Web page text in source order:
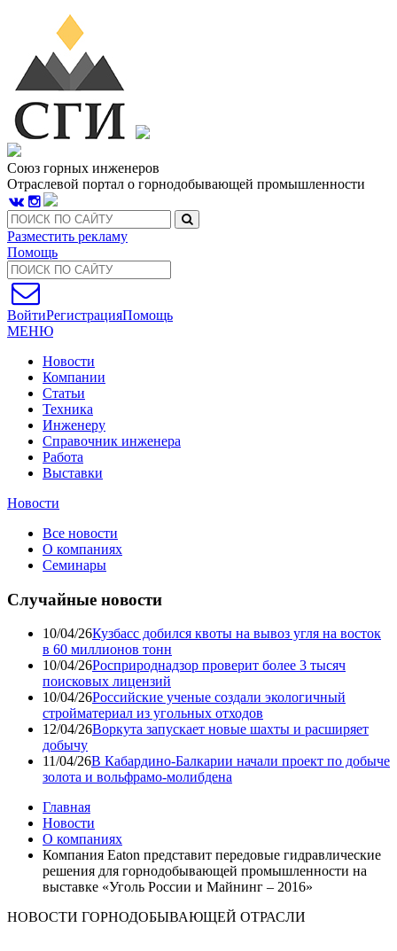
Союз горных инженеров
Отраслевой портал о горнодобывающей промышленности
Разместить рекламу
Помощь
ВойтиРегистрацияПомощь
МЕНЮ
Новости
Компании
Статьи
Техника
Инженеру
Справочник инженера
Работа
Выставки
Новости
Все новости
О компаниях
Семинары
Случайные новости
10/04/26Кузбасс добился квоты на вывоз угля на восток
в 60 миллионов тонн
10/04/26Росприроднадзор проверит более 3 тысяч
поисковых лицензий
10/04/26Российские ученые создали экологичный
стройматериал из угольных отходов
12/04/26Воркута запускает новые шахты и расширяет
добычу
11/04/26В Кабардино-Балкарии начали проект по добыче
золота и вольфрамо-молибдена
Главная
Новости
О компаниях
Компания Eaton представит передовые гидравлические
решения для горнодобывающей промышленности на
выставке «Уголь России и Майнинг – 2016»
НОВОСТИ ГОРНОДОБЫВАЮЩЕЙ ОТРАСЛИ